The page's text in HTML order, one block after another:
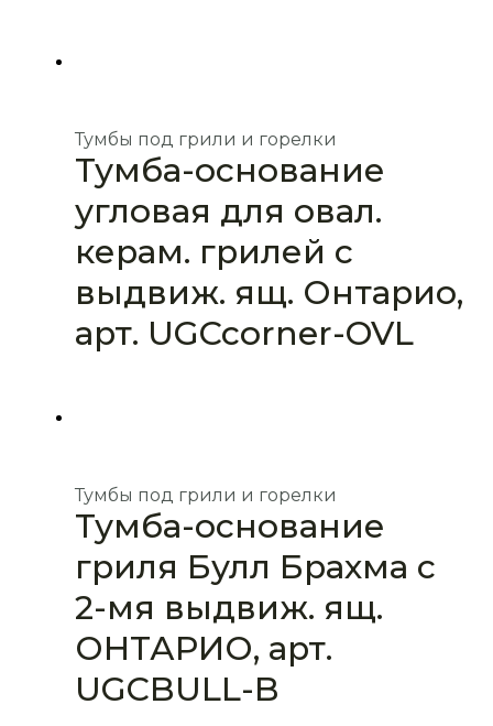
Тумбы под грили и горелки
Тумба-основание
угловая для овал.
керам. грилей с
выдвиж. ящ. Онтарио,
арт. UGCcorner-OVL
Тумбы под грили и горелки
Тумба-основание
гриля Булл Брахма с
2-мя выдвиж. ящ.
ОНТАРИО, арт.
UGCBULL-B